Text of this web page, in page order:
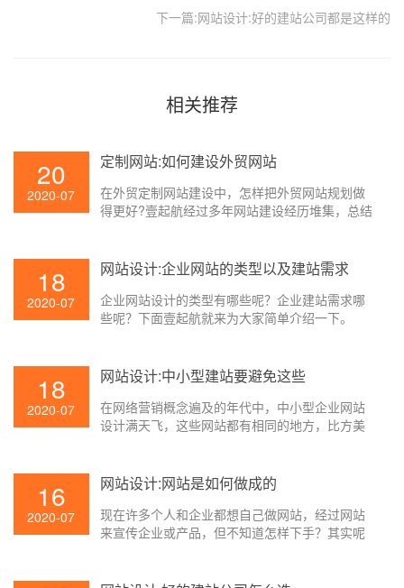
下一篇:网站设计:好的建站公司都是这样的
相关推荐
20
2020-07
定制网站:如何建设外贸网站
在外贸定制网站建设中，怎样把外贸网站规划做
得更好?壹起航经过多年网站建设经历堆集，总结
18
2020-07
网站设计:企业网站的类型以及建站需求
企业网站设计的类型有哪些呢？企业建站需求哪
些呢？下面壹起航就来为大家简单介绍一下。
18
2020-07
网站设计:中小型建站要避免这些
在网络营销概念遍及的年代中，中小型企业网站
设计满天飞，这些网站都有相同的地方，比方美
业网站为什么会呈现这样的状况呢？这与中小型
航教你如何避免这些缺点。
16
2020-07
网站设计:网站是如何做成的
现在许多个人和企业都想自己做网站，经过网站
来宣传企业或产品，但不知道怎样下手？其实呢